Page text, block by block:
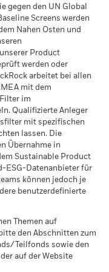
Bruttoertrag
von
höher oder
Währung als
in der
Blackrock
>2,0-2,5° C
99.24
aufgeführten
ausgewiesen, die
mehr als 5 %
Ölsanden
die
gegen den UN Global
Screens werden
Nahen Osten und
Product
werden oder
arbeitet bei allen
mit dem
im
Qualifizierte Anleger
mit spezifischen
lassen. Die
Übernahme in
Sustainable Product
ESG-Datenanbieter für
können jedoch je
benutzerdefinierte
Themen auf
den Abschnitten zum
Teilfonds sowie den
auf der Website